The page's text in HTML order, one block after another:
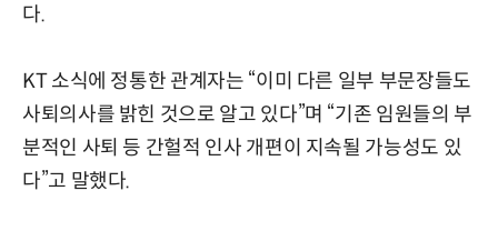
다.
KT 소식에 정통한 관계자는 “이미 다른 일부 부문장들도
사퇴의사를 밝힌 것으로 알고 있다”며 “기존 임원들의 부
분적인 사퇴 등 간헐적 인사 개편이 지속될 가능성도 있
다”고 말했다.